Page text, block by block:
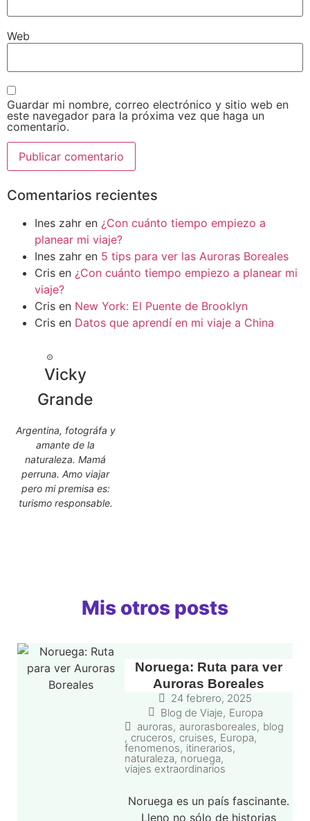
Web
Guardar mi nombre, correo electrónico y sitio web en
este navegador para la próxima vez que haga un
comentario.
Comentarios recientes
Ines zahr en ¿Con cuánto tiempo empiezo a
planear mi viaje?
Ines zahr en 5 tips para ver las Auroras Boreales
Cris en ¿Con cuánto tiempo empiezo a planear mi
viaje?
Cris en New York: El Puente de Brooklyn
Cris en Datos que aprendí en mi viaje a China
Vicky
Grande
Argentina, fotográfa y
amante de la
naturaleza. Mamá
perruna. Amo viajar
pero mi premisa es:
turismo responsable.
Mis otros posts
Noruega: Ruta para ver
Auroras Boreales
24 febrero, 2025
Blog de Viaje, Europa
auroras, aurorasboreales, blog
, cruceros, cruises, Europa,
fenomenos, itinerarios,
naturaleza, noruega,
viajes extraordinarios
Noruega es un país fascinante.
Lleno no sólo de historias